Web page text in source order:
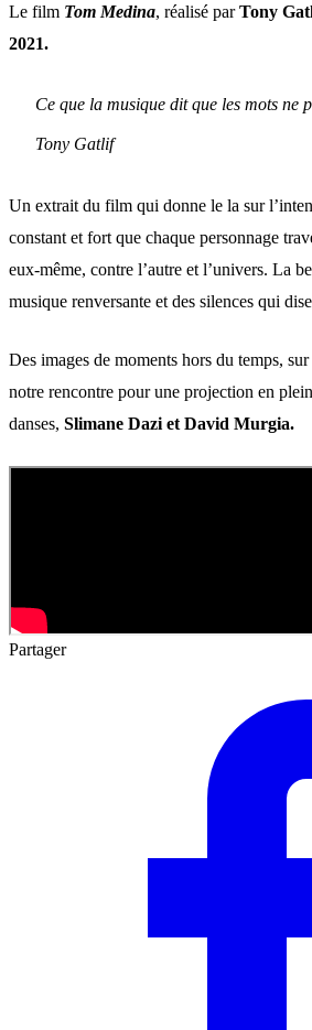
Le film Tom Medina, réalisé parTony
2021.
Ce que la musique dit que les mots ne
Tony Gatlif
Un extrait du film qui donne le la sur
constant et fort que chaque personnage
eux-même, contre l’autre et l’univers. La
musique renversante et des silences qui
Des images de moments hors du temps,
notre rencontre pour une projection en
danses, Slimane Dazi et David Murgia.
Partager